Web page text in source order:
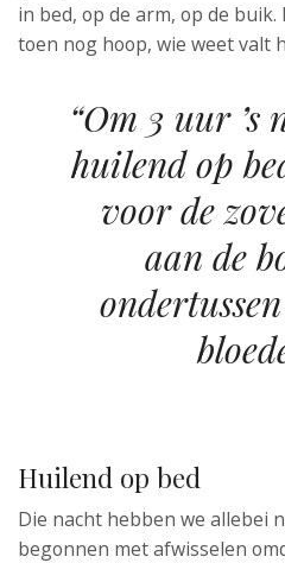
in bed, op de arm, op de
toen nog hoop, wie weet valt
“Om 3 uur ’s
huilend op
voor de
aan de
Huilend op bed
Die nacht hebben we allebei
begonnen met afwisselen